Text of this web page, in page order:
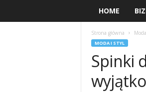
HOME
Strona główna
MODA I STYL
Spinki